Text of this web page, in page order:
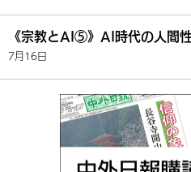
《宗教とAI⑤》AI時代の人間
7月16日